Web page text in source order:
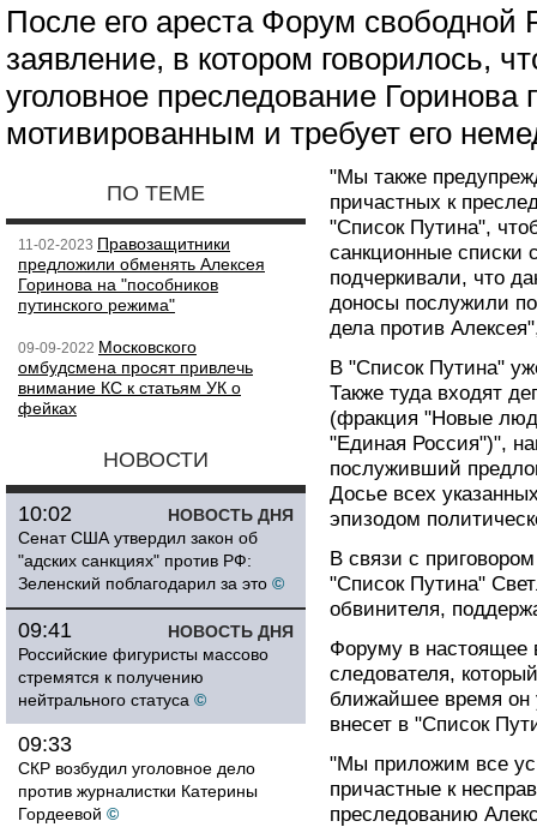
После его ареста Форум свободной
заявление, в котором говорилось,
уголовное преследование Горинова
мотивированным и требует его
ПО ТЕМЕ
11-02-2023 Правозащитники
предложили обменять Алексея
Горинова на "пособников
путинского режима"
09-09-2022 Московского
омбудсмена просят привлечь
внимание КС к статьям УК о
фейках
НОВОСТИ
НОВОСТЬ ДНЯ
10:02
Сенат США утвердил закон об
"адских санкциях" против РФ:
Зеленский поблагодарил за это ©
НОВОСТЬ ДНЯ
09:41
Российские фигуристы массово
стремятся к получению
нейтрального статуса ©
09:33
СКР возбудил уголовное дело
против журналистки Катерины
Гордеевой ©
"Мы также
причастных к
"Список Путина",
санкционные списки
подчеркивали, что
доносы послужили
дела против
В "Список Путина"
Также туда входят
(фракция "Новые
"Единая Россия")",
послуживший
Досье всех
эпизодом
В связи с
"Список Путина"
обвинителя,
Форуму в настоящее
следователя,
ближайшее время он
внесет в "Список
"Мы приложим все
причастные к
преследованию